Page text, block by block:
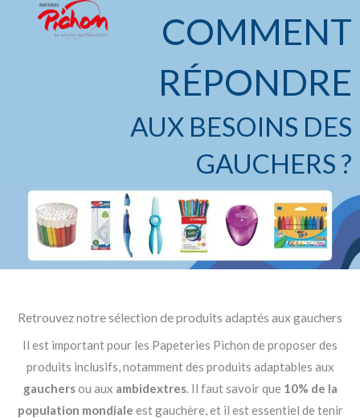
COMMENT
RÉPONDRE
AUX BESOINS DES
GAUCHERS ?
Retrouvez notre sélection de produits adaptés aux gauchers
Il est important pour les Papeteries Pichon de proposer des
produits inclusifs, notamment des produits adaptables aux
gauchersou aux ambidextres. Il faut savoir que 10% de la
population mondiale est gauchère, et il est essentiel de tenir